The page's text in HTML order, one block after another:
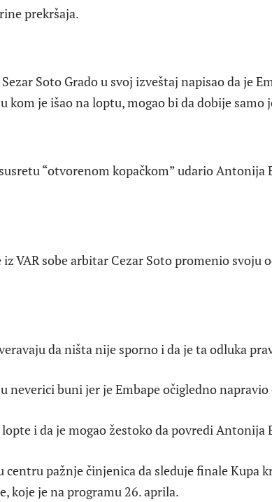
prekršaja.
Soto Grado u svoj izveštaj napisao da je
kom je išao na loptu, mogao bi da dobije samo
“otvorenom kopačkom” udario Antonija
VAR sobe arbitar Cezar Soto promenio svoju
da ništa nije sporno i da je ta odluka
neverici buni jer je Embape očigledno
i da je mogao žestoko da povredi Antonija
centru pažnje činjenica da sleduje finale Kupa
koje je na programu 26. aprila.